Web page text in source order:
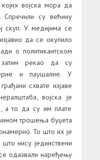
војска мора да
Спречили су већину
скуп. У медијима се
да се окупило
о политикантском
затим рекао да су
и паушалне. У
схвате изјаве
војска је
а то да су им плате
трошења буџета
То што их је
нису јединствени
одазвали наређењу